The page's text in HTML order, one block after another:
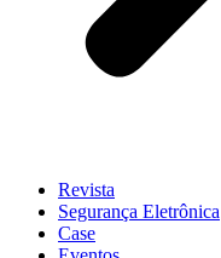
Revista
Segurança Eletrônica
Case